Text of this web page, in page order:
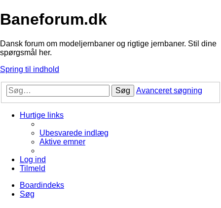
Baneforum.dk
Dansk forum om modeljernbaner og rigtige jernbaner. Stil dine
spørgsmål her.
Spring til indhold
Søg Avanceret søgning
Hurtige links
Ubesvarede indlæg
Aktive emner
Log ind
Tilmeld
Boardindeks
Søg